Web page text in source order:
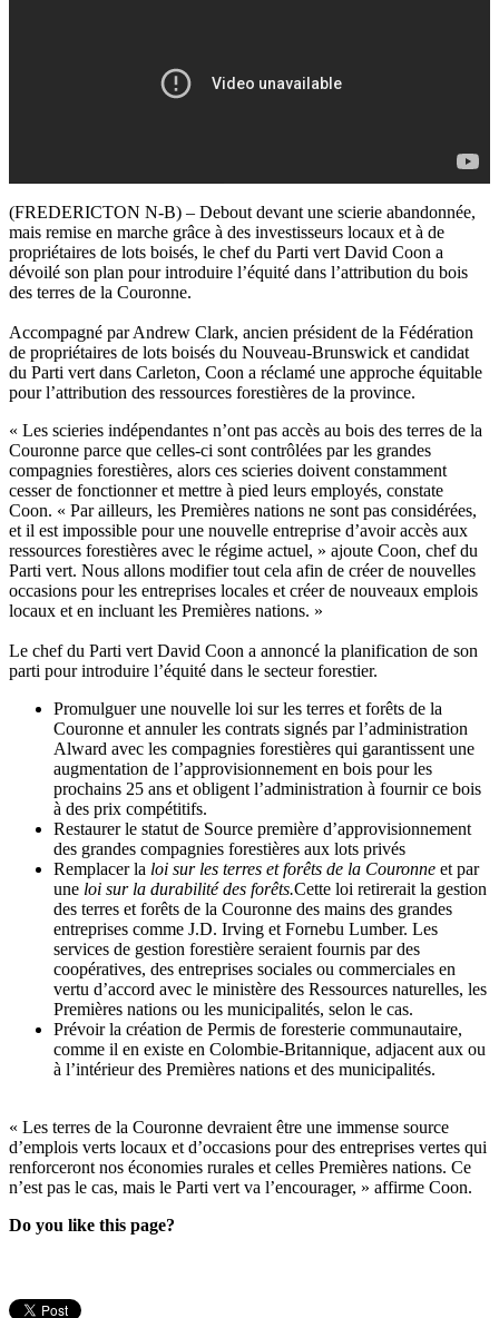
(FREDERICTON N-B) – Debout devant une scierie abandonnée,
mais remise en marche grâce à des investisseurs locaux et à de
propriétaires de lots boisés, le chef du Parti vert David Coon a
dévoilé son plan pour introduire l’équité dans l’attribution du bois
des terres de la Couronne.
Accompagné par Andrew Clark, ancien président de la Fédération
de propriétaires de lots boisés du Nouveau-Brunswick et candidat
du Parti vert dans Carleton, Coon a réclamé une approche équitable
pour l’attribution des ressources forestières de la province.
« Les scieries indépendantes n’ont pas accès au bois des terres de la
Couronne parce que celles-ci sont contrôlées par les grandes
compagnies forestières, alors ces scieries doivent constamment
cesser de fonctionner et mettre à pied leurs employés, constate
Coon. « Par ailleurs, les Premières nations ne sont pas considérées,
et il est impossible pour une nouvelle entreprise d’avoir accès aux
ressources forestières avec le régime actuel, » ajoute Coon, chef du
Parti vert. Nous allons modifier tout cela afin de créer de nouvelles
occasions pour les entreprises locales et créer de nouveaux emplois
locaux et en incluant les Premières nations. »
Le chef du Parti vert David Coon a annoncé la planification de son
parti pour introduire l’équité dans le secteur forestier.
Promulguer une nouvelle loi sur les terres et forêts de la
Couronne et annuler les contrats signés par l’administration
Alward avec les compagnies forestières qui garantissent une
augmentation de l’approvisionnement en bois pour les
prochains 25 ans et obligent l’administration à fournir ce bois
à des prix compétitifs.
Restaurer le statut de Source première d’approvisionnement
des grandes compagnies forestières aux lots privés
Remplacer la loi sur les terres et forêts de la Couronne et par
une loi sur la durabilité des forêts.Cette loi retirerait la gestion
des terres et forêts de la Couronne des mains des grandes
entreprises comme J.D. Irving et Fornebu Lumber. Les
services de gestion forestière seraient fournis par des
coopératives, des entreprises sociales ou commerciales en
vertu d’accord avec le ministère des Ressources naturelles, les
Premières nations ou les municipalités, selon le cas.
Prévoir la création de Permis de foresterie communautaire,
comme il en existe en Colombie-Britannique, adjacent aux ou
à l’intérieur des Premières nations et des municipalités.
« Les terres de la Couronne devraient être une immense source
d’emplois verts locaux et d’occasions pour des entreprises vertes qui
renforceront nos économies rurales et celles Premières nations. Ce
n’est pas le cas, mais le Parti vert va l’encourager, » affirme Coon.
Do you like this page?